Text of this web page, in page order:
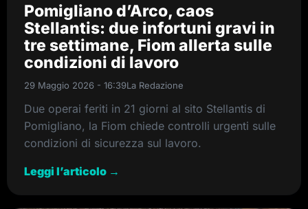
Pomigliano d’Arco, caos
Stellantis: due infortuni gravi in
tre settimane, Fiom allerta sulle
condizioni di lavoro
29 Maggio 2026 - 16:39La Redazione
Due operai feriti in 21 giorni al sito Stellantis di
Pomigliano, la Fiom chiede controlli urgenti sulle
condizioni di sicurezza sul lavoro.
Leggi l’articolo →